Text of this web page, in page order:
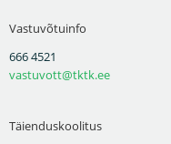
Vastuvõtuinfo
666 4521
vastuvott@tktk.ee
Täienduskoolitus